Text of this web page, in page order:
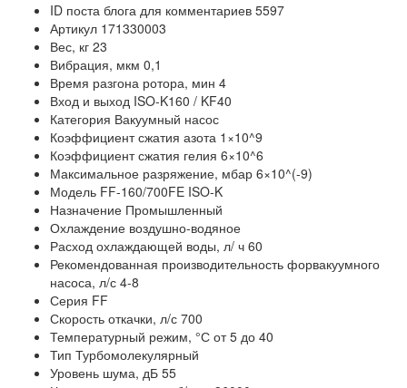
ID поста блога для комментариев 5597
Артикул 171330003
Вес, кг 23
Вибрация, мкм 0,1
Время разгона ротора, мин 4
Вход и выход ISO-K160 / KF40
Категория Вакуумный насос
Коэффициент сжатия азота 1×10^9
Коэффициент сжатия гелия 6×10^6
Максимальное разряжение, мбар 6×10^(-9)
Модель FF-160/700FE ISO-K
Назначение Промышленный
Охлаждение воздушно-водяное
Расход охлаждающей воды, л/ ч 60
Рекомендованная производительность форвакуумного
насоса, л/с 4-8
Серия FF
Скорость откачки, л/с 700
Температурный режим, °С от 5 до 40
Тип Турбомолекулярный
Уровень шума, дБ 55